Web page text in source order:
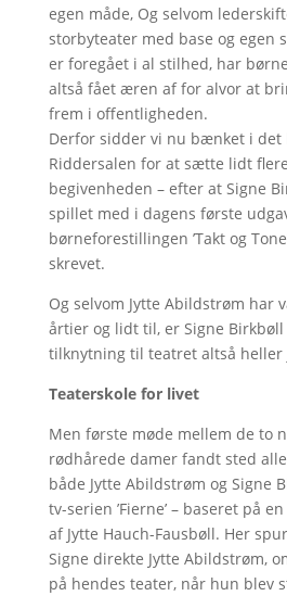
egen måde, Og selvom
storbyteater med base og egen
er foregået i al stilhed, har
altså fået æren af for alvor at
frem i offentligheden.
Derfor sidder vi nu bænket i det
Riddersalen for at sætte lidt
begivenheden – efter at Signe
spillet med i dagens første
børneforestillingen ’Takt og
skrevet.
Og selvom Jytte Abildstrøm
årtier og lidt til, er Signe Birkbøll
tilknytning til teatret altså heller
Teaterskole for livet
Men første møde mellem de to
rødhårede damer fandt sted
både Jytte Abildstrøm og Signe
tv-serien ’Fierne’ – baseret på
af Jytte Hauch-Fausbøll. Her
Signe direkte Jytte Abildstrøm,
på hendes teater, når hun blev